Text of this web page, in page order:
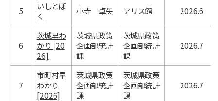
5
いしとぼ
く
小寺 卓矢 アリス館 2026.6
6
茨城早わ
かり [20
26]
茨城県政策
企画部統計
課
茨城県政策
企画部統計
課
2026.7
7
市町村早
わかり
[2026]
茨城県政策
企画部統計
課
茨城県政策
企画部統計
課
2026.7